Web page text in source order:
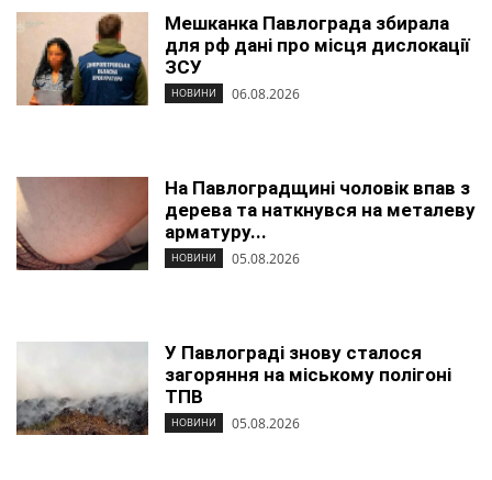
Мешканка Павлограда збирала
для рф дані про місця дислокації
ЗСУ
НОВИНИ 06.08.2026
На Павлоградщині чоловік впав з
дерева та наткнувся на металеву
арматуру...
НОВИНИ 05.08.2026
У Павлограді знову сталося
загоряння на міському полігоні
ТПВ
НОВИНИ 05.08.2026